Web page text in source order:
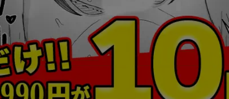
ゴールデンカムイ(２期)